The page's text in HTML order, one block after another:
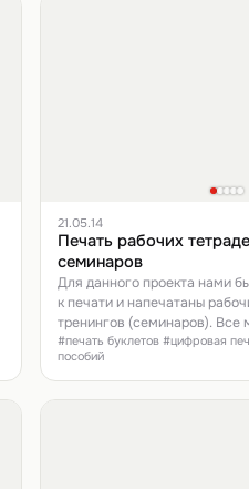
21.05.14
Печать рабочих
семинаров
Для данного проекта нами
к печати и напечатаны
тренингов (семинаров). Все
предоставлены заказчиком.
#печать буклетов #цифровая
пособий